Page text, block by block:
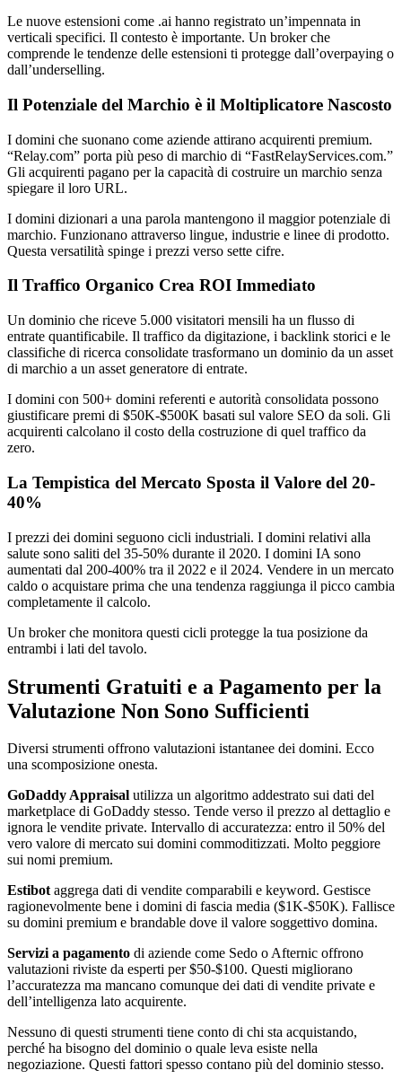
Le nuove estensioni come .ai hanno registrato un’impennata in
verticali specifici. Il contesto è importante. Un broker che
comprende le tendenze delle estensioni ti protegge dall’overpaying o
dall’underselling.
Il Potenziale del Marchio è il Moltiplicatore Nascosto
I domini che suonano come aziende attirano acquirenti premium.
“Relay.com” porta più peso di marchio di “FastRelayServices.com.”
Gli acquirenti pagano per la capacità di costruire un marchio senza
spiegare il loro URL.
I domini dizionari a una parola mantengono il maggior potenziale di
marchio. Funzionano attraverso lingue, industrie e linee di prodotto.
Questa versatilità spinge i prezzi verso sette cifre.
Il Traffico Organico Crea ROI Immediato
Un dominio che riceve 5.000 visitatori mensili ha un flusso di
entrate quantificabile. Il traffico da digitazione, i backlink storici e le
classifiche di ricerca consolidate trasformano un dominio da un asset
di marchio a un asset generatore di entrate.
I domini con 500+ domini referenti e autorità consolidata possono
giustificare premi di $50K-$500K basati sul valore SEO da soli. Gli
acquirenti calcolano il costo della costruzione di quel traffico da
zero.
La Tempistica del Mercato Sposta il Valore del 20-
40%
I prezzi dei domini seguono cicli industriali. I domini relativi alla
salute sono saliti del 35-50% durante il 2020. I domini IA sono
aumentati dal 200-400% tra il 2022 e il 2024. Vendere in un mercato
caldo o acquistare prima che una tendenza raggiunga il picco cambia
completamente il calcolo.
Un broker che monitora questi cicli protegge la tua posizione da
entrambi i lati del tavolo.
Strumenti Gratuiti e a Pagamento per la
Valutazione Non Sono Sufficienti
Diversi strumenti offrono valutazioni istantanee dei domini. Ecco
una scomposizione onesta.
GoDaddy Appraisal utilizza un algoritmo addestrato sui dati del
marketplace di GoDaddy stesso. Tende verso il prezzo al dettaglio e
ignora le vendite private. Intervallo di accuratezza: entro il 50% del
vero valore di mercato sui domini commoditizzati. Molto peggiore
sui nomi premium.
Estibotaggrega dati di vendite comparabili e keyword. Gestisce
ragionevolmente bene i domini di fascia media ($1K-$50K). Fallisce
su domini premium e brandable dove il valore soggettivo domina.
Servizi a pagamento di aziende come Sedo o Afternic offrono
valutazioni riviste da esperti per $50-$100. Questi migliorano
l’accuratezza ma mancano comunque dei dati di vendite private e
dell’intelligenza lato acquirente.
Nessuno di questi strumenti tiene conto di chi sta acquistando,
perché ha bisogno del dominio o quale leva esiste nella
negoziazione. Questi fattori spesso contano più del dominio stesso.